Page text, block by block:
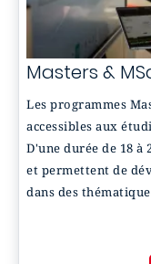
Masters &
Les programmes
accessibles aux
D'une durée de 18
et permettent de
dans des